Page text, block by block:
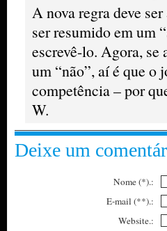
A nova regra deve
ser resumido em um
escrevê-lo. Agora, se
um “não”, aí é que o
competência – por
W.
Deixe um
Nome (*).:
E-mail (**).:
Website.: